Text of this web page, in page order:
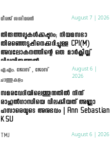
ധീരജ് ശശിധരൻ August 7 | 2026
തിരുത്തലുകൾക്കപ്പുറം; നിയമസഭാ
തിരഞ്ഞെടുപ്പിനെക്കുറിച്ചുള്ള CPI(M)
അവലോകനത്തിന്റെ ഒരു മാർക്സിസ്റ്റ്
വിലയിരുത്തൽ
എ.എം. ജോസ് , ജോസ്
ചാത്തുകുളം
August 6 |
2026
സമരവേദിയിലെത്തുന്നതിൽ നിന്ന്
രാഹുൽഗാന്ധിയെ വിലക്കിയത് അണ്ണാ
ഹസാരെയുടെ അനുഭവം | Ann Sebastian |
KSU
TMJ August 6 | 2026